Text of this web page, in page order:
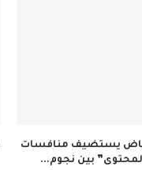
يستضيف منافسات
بين نجوم...